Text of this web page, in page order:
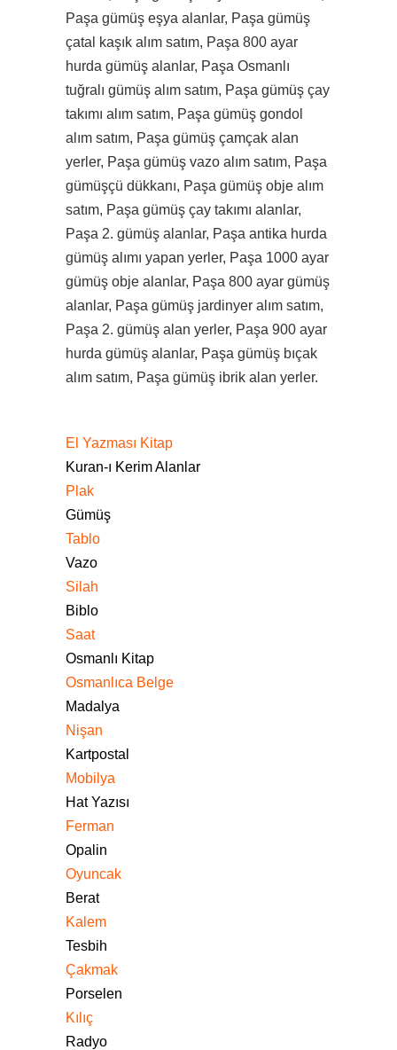
Paşa gümüş eşya alanlar, Paşa gümüş
çatal kaşık alım satım, Paşa 800 ayar
hurda gümüş alanlar, Paşa Osmanlı
tuğralı gümüş alım satım, Paşa gümüş çay
takımı alım satım, Paşa gümüş gondol
alım satım, Paşa gümüş çamçak alan
yerler, Paşa gümüş vazo alım satım, Paşa
gümüşçü dükkanı, Paşa gümüş obje alım
satım, Paşa gümüş çay takımı alanlar,
Paşa 2. gümüş alanlar, Paşa antika hurda
gümüş alımı yapan yerler, Paşa 1000 ayar
gümüş obje alanlar, Paşa 800 ayar gümüş
alanlar, Paşa gümüş jardinyer alım satım,
Paşa 2. gümüş alan yerler, Paşa 900 ayar
hurda gümüş alanlar, Paşa gümüş bıçak
alım satım, Paşa gümüş ibrik alan yerler.
El Yazması Kitap
Kuran-ı Kerim Alanlar
Plak
Gümüş
Tablo
Vazo
Silah
Biblo
Saat
Osmanlı Kitap
Osmanlıca Belge
Madalya
Nişan
Kartpostal
Mobilya
Hat Yazısı
Ferman
Opalin
Oyuncak
Berat
Kalem
Tesbih
Çakmak
Porselen
Kılıç
Radyo